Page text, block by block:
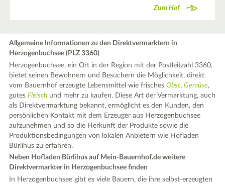
Zum Hof
Allgemeine Informationen zu den Direktvermarktern in
Herzogenbuchsee (PLZ 3360)
Herzogenbuchsee, ein Ort in der Region mit der Postleitzahl 3360,
bietet seinen Bewohnern und Besuchern die Möglichkeit, direkt
vom Bauernhof erzeugte Lebensmittel wie frischesObst,Gemüse,
gutesFleisch und mehr zu kaufen. Diese Art der Vermarktung, auch
als Direktvermarktung bekannt, ermöglicht es den Kunden, den
persönlichen Kontakt mit dem Erzeuger aus Herzogenbuchsee
aufzunehmen und so die Herkunft der Produkte sowie die
Produktionsbedingungen von lokalen Anbietern wie Hofladen
Bürlihus zu erfahren.
Neben Hofladen Bürlihus auf Mein-Bauernhof.de weitere
Direktvermarkter in Herzogenbuchsee finden
In Herzogenbuchsee gibt es viele Bauern, die ihre selbst-erzeugten